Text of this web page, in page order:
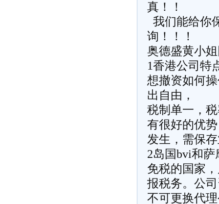
真！！
我们能给你
询！！！
奥德盛黄小
1香港公司特
想撤资如何
出自由，
税制单一，
有很好的优
发生，需保
2岛国bvi和
免税的国家
报税务。公
不可更换代